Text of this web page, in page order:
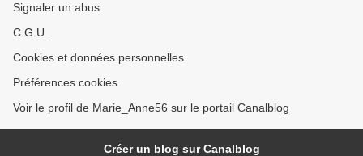
Signaler un abus
C.G.U.
Cookies et données personnelles
Préférences cookies
Voir le profil de Marie_Anne56 sur le portail Canalblog
Créer un blog sur Canalblog